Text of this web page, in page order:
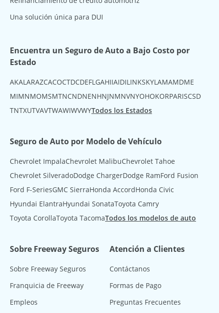
Una solución única para DUI
Encuentra un Seguro de Auto a Bajo Costo por
Estado
AKAL ARAZCACOCTDCDEFL GAHIIAIDIL INKSKYLAMAMDME
MIMNMOMSMTNCNDNENHNJNMNVNYOHOKORPARISCSD
TNTXUTVAVTWAWIWVWYTodos los Estados
Seguro de Auto por Modelo de Vehículo
Chevrolet ImpalaChevrolet MalibuChevrolet Tahoe
Chevrolet SilveradoDodge ChargerDodge RamFord Fusion
Ford F-SeriesGMC SierraHonda AccordHonda Civic
Hyundai ElantraHyundai SonataToyota Camry
Toyota CorollaToyota TacomaTodos los modelos de auto
Sobre Freeway Seguros
Sobre Freeway Seguros
Franquicia de Freeway
Empleos
Atención a Clientes
Contáctanos
Formas de Pago
Preguntas Frecuentes